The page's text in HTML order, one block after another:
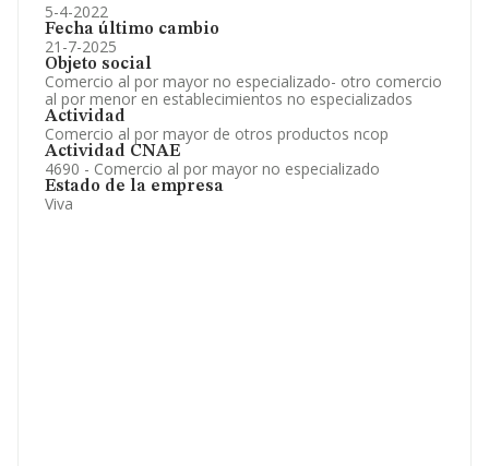
5-4-2022
Fecha último cambio
21-7-2025
Objeto social
Comercio al por mayor no especializado- otro comercio
al por menor en establecimientos no especializados
Actividad
Comercio al por mayor de otros productos ncop
Actividad CNAE
4690 - Comercio al por mayor no especializado
Estado de la empresa
Viva